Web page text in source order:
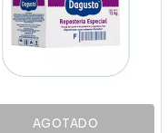
AGOTADO